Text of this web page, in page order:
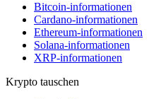
Bitcoin-informationen
Cardano-informationen
Ethereum-informationen
Solana-informationen
XRP-informationen
Krypto tauschen